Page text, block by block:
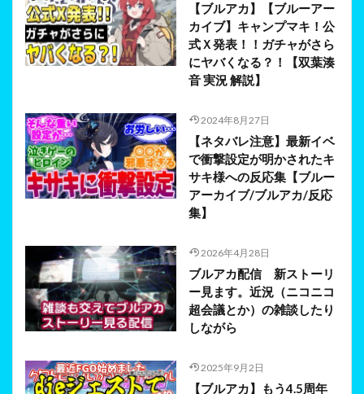
【ブルアカ】【ブルーアー
カイブ】キャンプマキ！公
式Ｘ発表！！ガチャがさら
にヤバくなる？！【双葉湊
音 実況 解説】
2024年8月27日
【ネタバレ注意】最新イベ
で衝撃設定が明かされたキ
サキ様への反応集【ブルー
アーカイブ/ブルアカ/反応
集】
2026年4月28日
ブルアカ配信 新ストーリ
ー見ます。近況（ニコニコ
超会議とか）の雑談したり
しながら
2025年9月2日
【ブルアカ】もう4.5周年